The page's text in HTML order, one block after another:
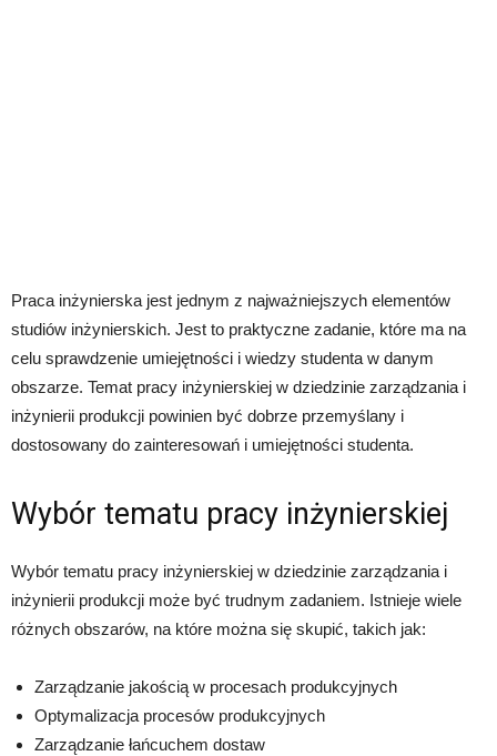
Praca inżynierska jest jednym z najważniejszych elementów
studiów inżynierskich. Jest to praktyczne zadanie, które ma na
celu sprawdzenie umiejętności i wiedzy studenta w danym
obszarze. Temat pracy inżynierskiej w dziedzinie zarządzania i
inżynierii produkcji powinien być dobrze przemyślany i
dostosowany do zainteresowań i umiejętności studenta.
Wybór tematu pracy inżynierskiej
Wybór tematu pracy inżynierskiej w dziedzinie zarządzania i
inżynierii produkcji może być trudnym zadaniem. Istnieje wiele
różnych obszarów, na które można się skupić, takich jak:
Zarządzanie jakością w procesach produkcyjnych
Optymalizacja procesów produkcyjnych
Zarządzanie łańcuchem dostaw